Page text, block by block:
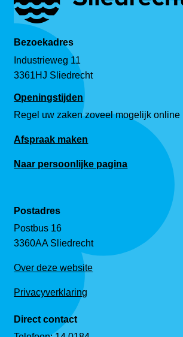
Bezoekadres
Industrieweg 11
3361HJ Sliedrecht
Openingstijden
Regel uw zaken zoveel mogelijk online
Afspraak maken
Naar persoonlijke pagina
Postadres
Postbus 16
3360AA Sliedrecht
Over deze website
Privacyverklaring
Direct contact